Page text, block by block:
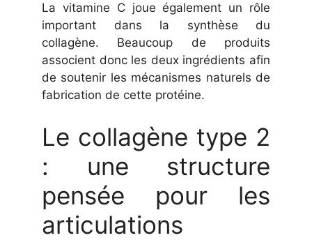
La vitamine C joue également un rôle
important dans la synthèse du
collagène. Beaucoup de produits
associent donc les deux ingrédients afin
de soutenir les mécanismes naturels de
fabrication de cette protéine.
Le collagène type 2
: une structure
pensée pour les
articulations